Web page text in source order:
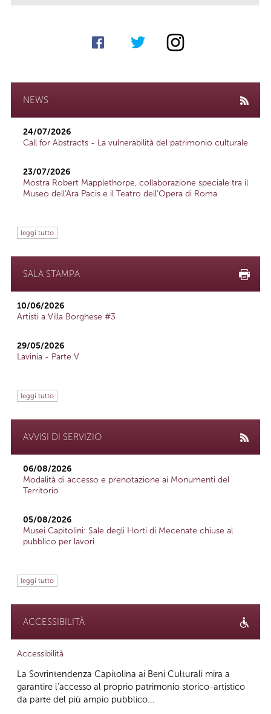
NEWS
24/07/2026
Call for Abstracts - La vulnerabilità del patrimonio culturale
23/07/2026
Mostra Robert Mapplethorpe, collaborazione speciale tra il
Museo dell'Ara Pacis e il Teatro dell'Opera di Roma
leggi tutto
SALA STAMPA
10/06/2026
Artisti a Villa Borghese #3
29/05/2026
Lavinia - Parte V
leggi tutto
AVVISI DI SERVIZIO
06/08/2026
Modalità di accesso e prenotazione ai Monumenti del
Territorio
05/08/2026
Musei Capitolini: Sale degli Horti di Mecenate chiuse al
pubblico per lavori
leggi tutto
ACCESSIBILITÀ
Accessibilità
La Sovrintendenza Capitolina ai Beni Culturali mira a
garantire l’accesso al proprio patrimonio storico-artistico
da parte del più ampio pubblico...